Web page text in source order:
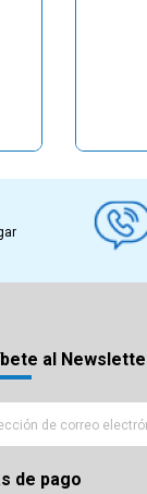
al
de pago